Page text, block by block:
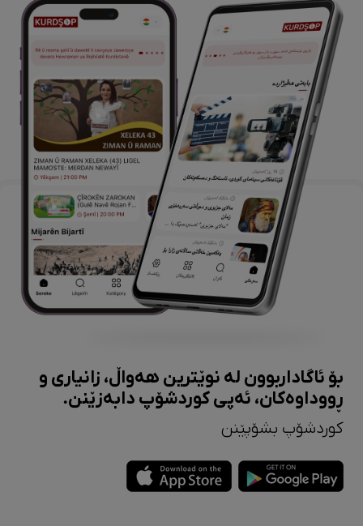
بۆ ئاگاداربوون لە نوێترین هەواڵ، زانیاری و
ڕووداوەکان، ئەپی کوردشۆپ دابەزێنن.
کوردشۆپ بشۆپێنن